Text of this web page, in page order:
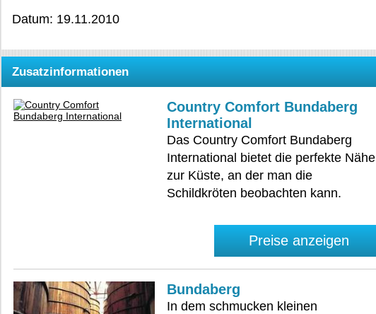
Datum: 19.11.2010
Zusatzinformationen
Country Comfort Bundaberg
International
Das Country Comfort Bundaberg
International bietet die perfekte Nähe
zur Küste, an der man die
Schildkröten beobachten kann.
Preise anzeigen
Bundaberg
In dem schmucken kleinen